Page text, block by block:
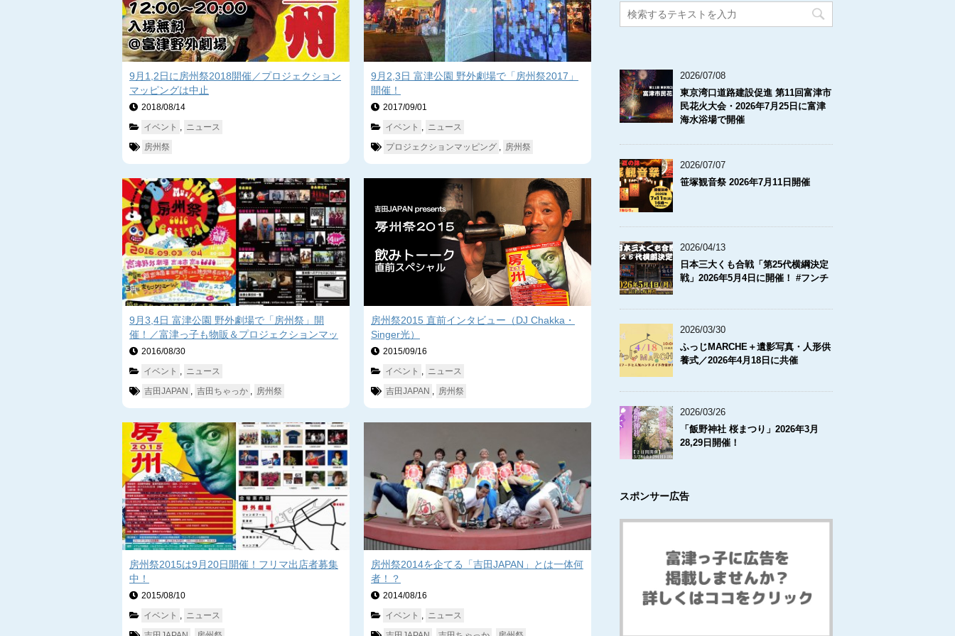
9月1,2日に房州祭2018開催／プロジェクション
マッピングは中止
2018/08/14
イベント , ニュース
房州祭
9月2,3日 富津公園 野外劇場で「房州祭2017」
開催！
2017/09/01
イベント , ニュース
プロジェクションマッピング , 房州祭
9月3,4日 富津公園 野外劇場で「房州祭」開
催！／富津っ子も物販＆プロジェクションマッ
ピングで参戦！
2016/08/30
イベント , ニュース
吉田JAPAN , 吉田ちゃっか , 房州祭
房州祭2015 直前インタビュー（DJ Chakka・
Singer光）
2015/09/16
イベント , ニュース
吉田JAPAN , 房州祭
房州祭2015は9月20日開催！フリマ出店者募集
中！
2015/08/10
イベント , ニュース
房州祭2014を企てる「吉田JAPAN」とは一体何
者！？
2014/08/16
イベント , ニュース
2026/07/08
東京湾口道路建設促進 第11回富津市
民花火大会・2026年7月25日に富津
海水浴場で開催
2026/07/07
笹塚観音祭 2026年7月11日開催
2026/04/13
日本三大くも合戦「第25代横綱決定
戦」2026年5月4日に開催！ #フンチ
2026/03/30
ふっじMARCHE＋遺影写真・人形供
養式／2026年4月18日に共催
2026/03/26
「飯野神社 桜まつり」2026年3月
28,29日開催！
スポンサー広告